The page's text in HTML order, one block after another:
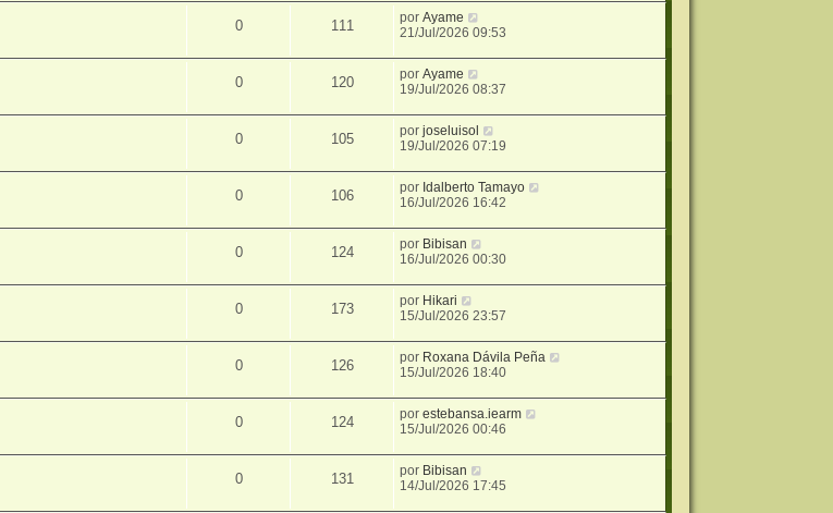
0 111 porAyame
21/Jul/2026 09:53
0 120 porAyame
19/Jul/2026 08:37
0 105 porjoseluisol
19/Jul/2026 07:19
0 106 por Idalberto Tamayo
16/Jul/2026 16:42
0 124 por Bibisan
16/Jul/2026 00:30
0 173 por Hikari
15/Jul/2026 23:57
0 126 por Roxana Dávila Peña
15/Jul/2026 18:40
0 124 porestebansa.iearm
15/Jul/2026 00:46
0 131 por Bibisan
14/Jul/2026 17:45